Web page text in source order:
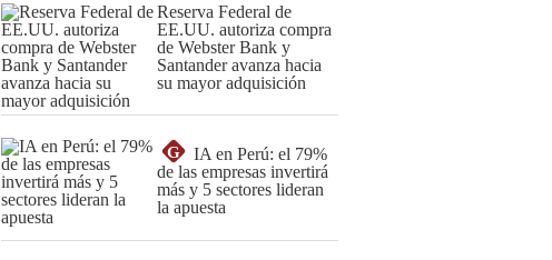
Reserva Federal de
EE.UU. autoriza compra
de Webster Bank y
Santander avanza hacia
su mayor adquisición
G
IA en Perú: el 79%
de las empresas invertirá
más y 5 sectores lideran
la apuesta